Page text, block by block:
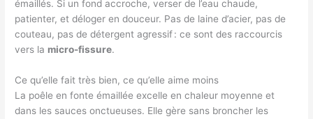
émaillés. Si un fond accroche, verser de l’eau chaude,
patienter, et déloger en douceur. Pas de laine d’acier, pas de
couteau, pas de détergent agressif : ce sont des raccourcis
vers la micro-fissure.
Ce qu’elle fait très bien, ce qu’elle aime moins
La poêle en fonte émaillée excelle en chaleur moyenne et
dans les sauces onctueuses. Elle gère sans broncher les